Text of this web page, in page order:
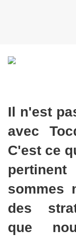
Il n'est
avec
C'est ce
sommes
des
que